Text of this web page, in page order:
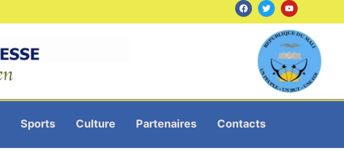
Sports Culture Partenaires Contacts